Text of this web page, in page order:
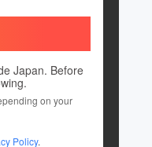
Japan. Before
on your
Policy.